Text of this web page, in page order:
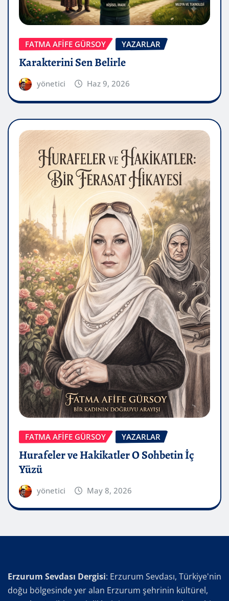
FATMA AFİFE GÜRSOY YAZARLAR
Karakterini Sen Belirle
yönetici Haz 9, 2026
FATMA AFİFE GÜRSOY YAZARLAR
Hurafeler ve Hakikatler O Sohbetin İç
Yüzü
yönetici May 8, 2026
Erzurum Sevdası Dergisi: Erzurum Sevdası, Türkiye'nin
doğu bölgesinde yer alan Erzurum şehrinin kültürel,